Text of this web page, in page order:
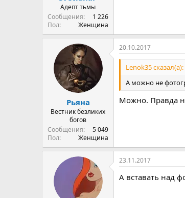
Адепт тьмы
Сообщения
1 226
Пол
Женщина
Рьяна
Вестник безликих
богов
Сообщения
5 049
Пол
Женщина
20.10.2017
Lenok35 сказал(а):
А можно не
Можно. Правда
23.11.2017
А вставать над